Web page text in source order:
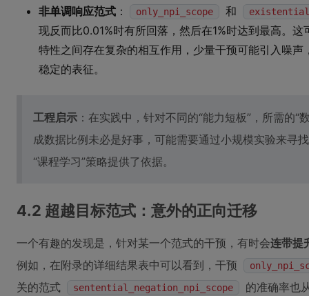
非单调响应范式 ： only_npi_scope 和
现反而比0.01%时有所回落，然后在1%时达到最高。
特性之间存在复杂的相互作用，少量干预可能引入噪
稳定的表征。
工程启示 ：在实践中，针对不同的“能力短板”，所需的
成数据比例未必是好事，可能需要通过小规模实验来寻
“课程学习”策略提供了依据。
4.2 超越目标范式：意外的正向迁移
一个有趣的发现是，针对某一个范式的干预，有时会连带提
例如，在附录的详细结果表中可以看到，干预
关的范式 sentential_negation_npi_scope 的准确率也